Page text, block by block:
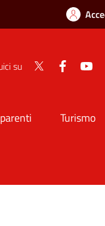
su Twitter Facebook
Turismo